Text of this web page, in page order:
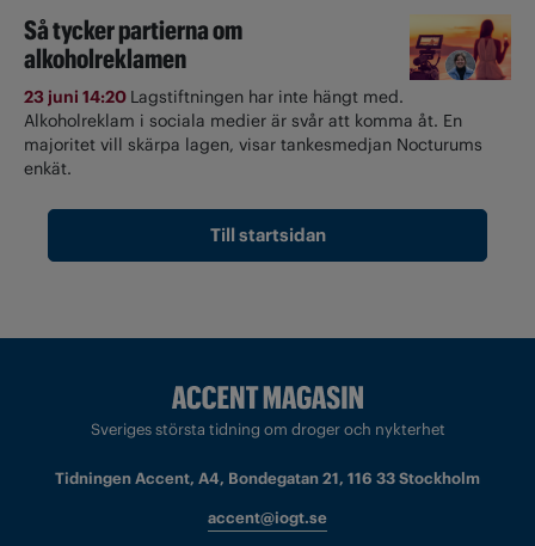
Så tycker partierna om
alkoholreklamen
23 juni 14:20 Lagstiftningen har inte hängt med.
Alkoholreklam i sociala medier är svår att komma åt. En
majoritet vill skärpa lagen, visar tankesmedjan Nocturums
enkät.
Till startsidan
Sveriges största tidning om droger och nykterhet
Tidningen Accent, A4, Bondegatan 21, 116 33 Stockholm
accent@iogt.se